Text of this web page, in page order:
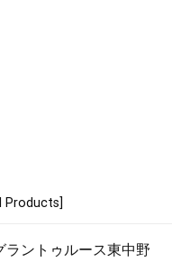
Products]
ントゥルース東中野